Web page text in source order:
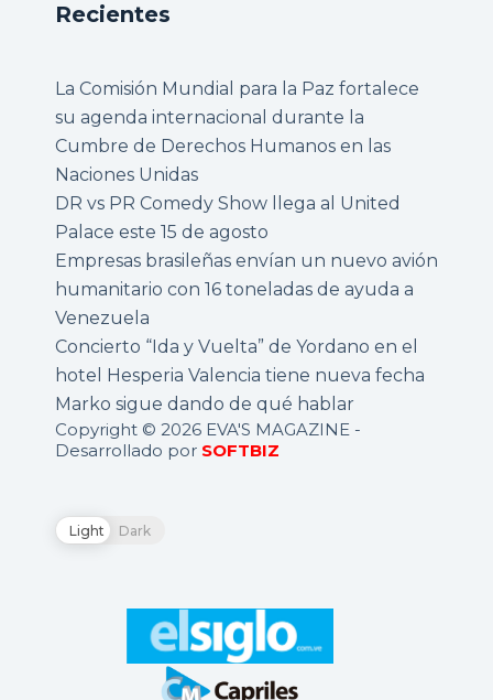
Recientes
La Comisión Mundial para la Paz fortalece
su agenda internacional durante la
Cumbre de Derechos Humanos en las
Naciones Unidas
DR vs PR Comedy Show llega al United
Palace este 15 de agosto
Empresas brasileñas envían un nuevo avión
humanitario con 16 toneladas de ayuda a
Venezuela
Concierto “Ida y Vuelta” de Yordano en el
hotel Hesperia Valencia tiene nueva fecha
Marko sigue dando de qué hablar
Copyright © 2026 EVA'S MAGAZINE -
Desarrollado por SOFTBIZ
Light Dark